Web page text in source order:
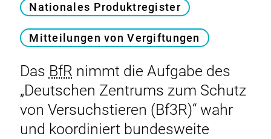
Nationales Produktregister
Mitteilungen von Vergiftungen
Das BfR nimmt die Aufgabe des
„Deutschen Zentrums zum Schutz
von Versuchstieren (Bf3R)“ wahr
und koordiniert bundesweite